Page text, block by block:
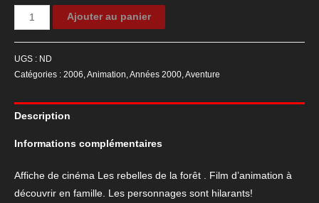
quantité
de
de
la
forêt.
Ajouter au panier
UGS : ND
Catégories : 2006,Animation,Années 2000,Aventure
Description
Informations complémentaires
Affiche de cinéma Les rebelles de la forêt . Film d’animation à
découvrir en famille. Les personnages sont hilarants!